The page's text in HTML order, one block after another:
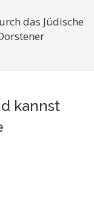
das Jüdische
kannst